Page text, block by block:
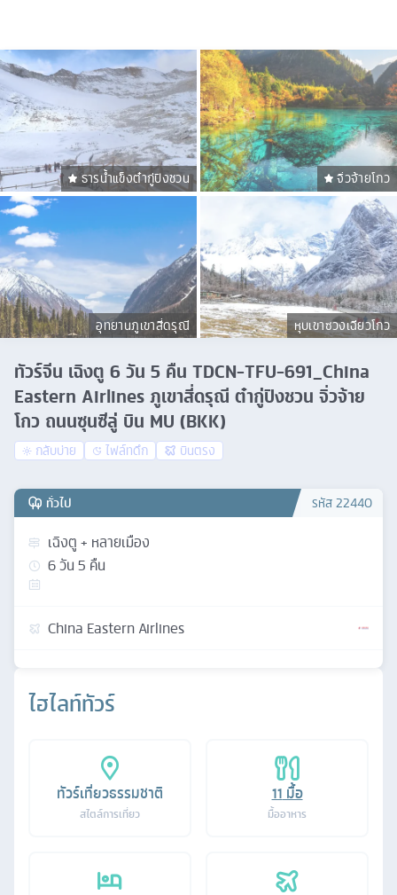
ธารน้ำแข็งต๋ากู่ปิงชวน จิ่วจ้ายโกว
อุทยานภูเขาสี่ดรุณี หุบเขาซวงเฉียวโกว
ทัวร์จีน เฉิงตู 6 วัน 5 คืน TDCN-TFU-691_China
Eastern Airlines ภูเขาสี่ดรุณี ต๋ากู่ปิงชวน จิ่วจ้าย
โกว ถนนซุนซีลู่ บิน MU (BKK)
กลับบ่าย ไฟล์ทดึก บินตรง
ไฮไลท์ทัวร์
ทัวร์เที่ยวธรรมชาติ
สไตล์การเที่ยว
11 มื้อ
มื้ออาหาร
ทั่วไป รหัส22440
เฉิงตู + หลายเมือง
6วัน5 คืน
China Eastern Airlines